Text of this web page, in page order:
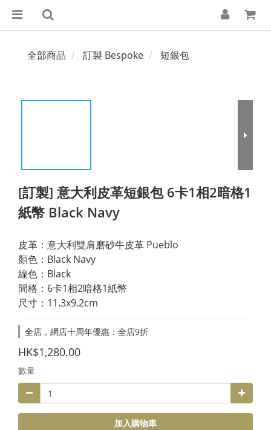
全部商品 訂製 Bespoke 短銀包
[訂製] 意大利皮革短銀包 6卡1相2暗格1
紙幣 Black Navy
皮革：意大利雙肩磨砂牛皮革 Pueblo
顏色：Black Navy
線色：Black
間格：6卡1相2暗格1紙幣
尺寸：11.3x9.2cm
全店，網店十周年優惠：全店9折
HK$1,280.00
數量
加入購物車